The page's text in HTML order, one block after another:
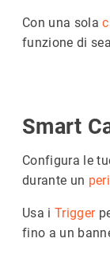
Con una sola
funzione di
Smart
Configura le
durante un
Usa i Trigger
fino a un